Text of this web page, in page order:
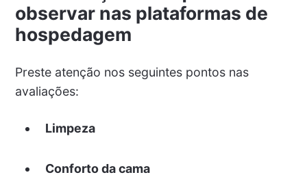
observar nas plataformas de
hospedagem
Preste atenção nos seguintes pontos nas
avaliações:
Limpeza
Conforto da cama